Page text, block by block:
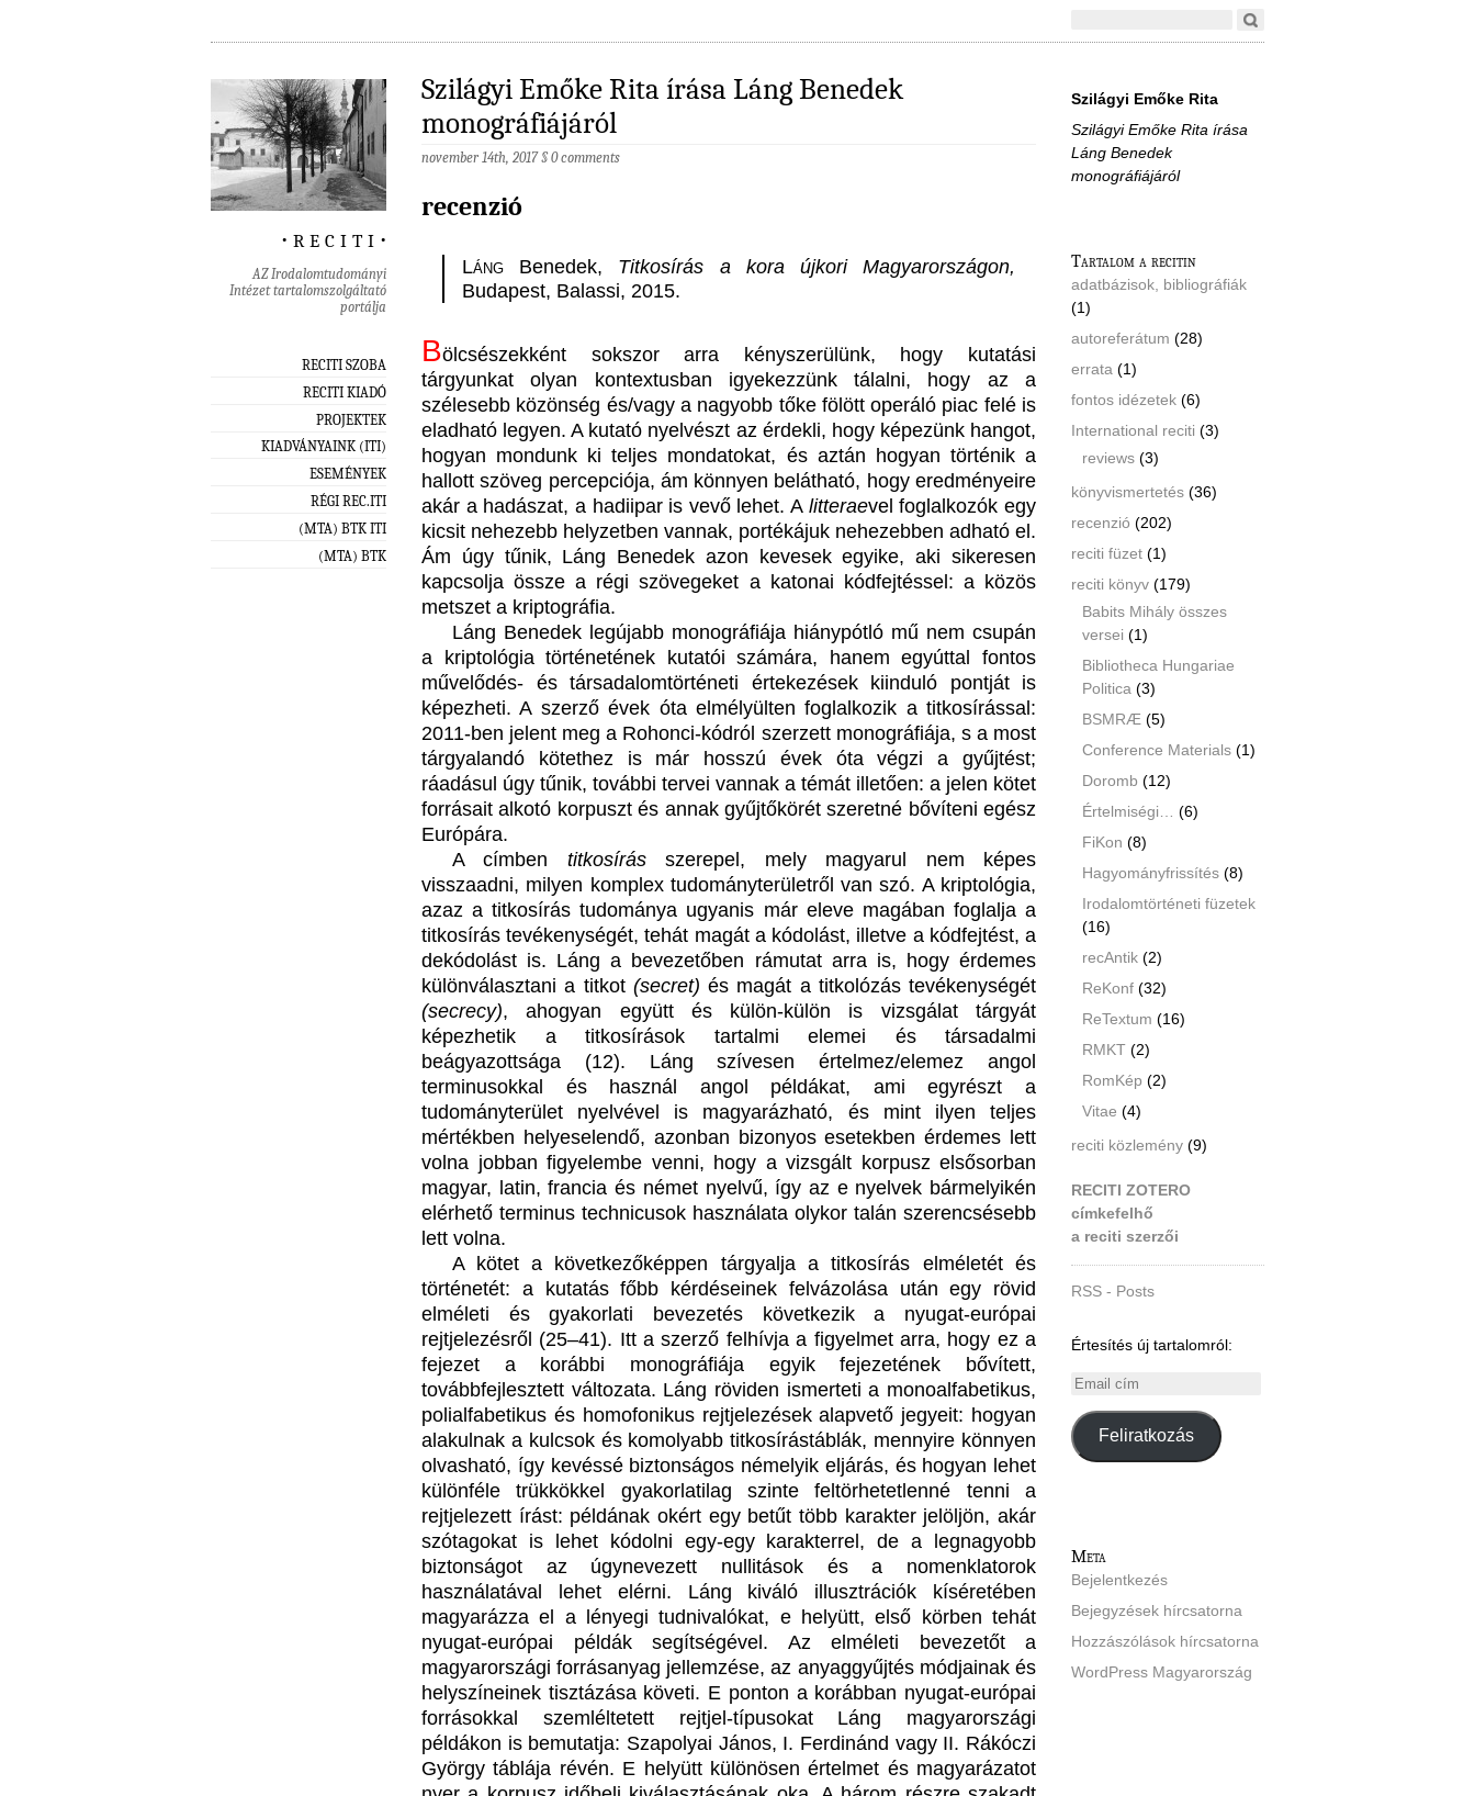
‧ r e c i t i ‧
AZ Irodalomtudományi
Intézet tartalomszolgáltató
portálja
RECITI SZOBA
RECITI KIADÓ
PROJEKTEK
KIADVÁNYAINK (ITI)
ESEMÉNYEK
RÉGI REC.ITI
(MTA) BTK ITI
(MTA) BTK
Szilágyi Emőke Rita írása Láng Benedek
monográfiájáról
november 14th, 2017§0 comments
recenzió
Láng Benedek, Titkosírás a kora újkori Magyarországon,
Budapest, Balassi, 2015.
Bölcsészekként sokszor arra kényszerülünk, hogy kutatási
tárgyunkat olyan kontextusban igyekezzünk tálalni, hogy az a
szélesebb közönség és/vagy a nagyobb tőke fölött operáló piac felé is
eladható legyen. A kutató nyelvészt az érdekli, hogy képezünk hangot,
hogyan mondunk ki teljes mondatokat, és aztán hogyan történik a
hallott szöveg percepciója, ám könnyen belátható, hogy eredményeire
akár a hadászat, a hadiipar is vevő lehet. A litteraevel foglalkozók egy
kicsit nehezebb helyzetben vannak, portékájuk nehezebben adható el.
Ám úgy tűnik, Láng Benedek azon kevesek egyike, aki sikeresen
kapcsolja össze a régi szövegeket a katonai kódfejtéssel: a közös
metszet a kriptográfia.
Láng Benedek legújabb monográfiája hiánypótló mű nem csupán
a kriptológia történetének kutatói számára, hanem egyúttal fontos
művelődés- és társadalomtörténeti értekezések kiinduló pontját is
képezheti. A szerző évek óta elmélyülten foglalkozik a titkosírással:
2011-ben jelent meg a Rohonci-kódról szerzett monográfiája, s a most
tárgyalandó kötethez is már hosszú évek óta végzi a gyűjtést;
ráadásul úgy tűnik, további tervei vannak a témát illetően: a jelen kötet
forrásait alkotó korpuszt és annak gyűjtőkörét szeretné bővíteni egész
Európára.
A címben titkosírásszerepel, mely magyarul nem képes
visszaadni, milyen komplex tudományterületről van szó. A kriptológia,
azaz a titkosírás tudománya ugyanis már eleve magában foglalja a
titkosírás tevékenységét, tehát magát a kódolást, illetve a kódfejtést, a
dekódolást is. Láng a bevezetőben rámutat arra is, hogy érdemes
különválasztani a titkot (secret) és magát a titkolózás tevékenységét
(secrecy), ahogyan együtt és külön-külön is vizsgálat tárgyát
képezhetik a titkosírások tartalmi elemei és társadalmi
beágyazottsága (12). Láng szívesen értelmez/elemez angol
terminusokkal és használ angol példákat, ami egyrészt a
tudományterület nyelvével is magyarázható, és mint ilyen teljes
mértékben helyeselendő, azonban bizonyos esetekben érdemes lett
volna jobban figyelembe venni, hogy a vizsgált korpusz elsősorban
magyar, latin, francia és német nyelvű, így az e nyelvek bármelyikén
elérhető terminus technicusok használata olykor talán szerencsésebb
lett volna.
A kötet a következőképpen tárgyalja a titkosírás elméletét és
történetét: a kutatás főbb kérdéseinek felvázolása után egy rövid
elméleti és gyakorlati bevezetés következik a nyugat-európai
rejtjelezésről (25–41). Itt a szerző felhívja a figyelmet arra, hogy ez a
fejezet a korábbi monográfiája egyik fejezetének bővített,
továbbfejlesztett változata. Láng röviden ismerteti a monoalfabetikus,
polialfabetikus és homofonikus rejtjelezések alapvető jegyeit: hogyan
alakulnak a kulcsok és komolyabb titkosírástáblák, mennyire könnyen
olvasható, így kevéssé biztonságos némelyik eljárás, és hogyan lehet
különféle trükkökkel gyakorlatilag szinte feltörhetetlenné tenni a
rejtjelezett írást: példának okért egy betűt több karakter jelöljön, akár
szótagokat is lehet kódolni egy-egy karakterrel, de a legnagyobb
biztonságot az úgynevezett nullitások és a nomenklatorok
használatával lehet elérni. Láng kiváló illusztrációk kíséretében
magyarázza el a lényegi tudnivalókat, e helyütt, első körben tehát
nyugat-európai példák segítségével. Az elméleti bevezetőt a
magyarországi forrásanyag jellemzése, az anyaggyűjtés módjainak és
helyszíneinek tisztázása követi. E ponton a korábban nyugat-európai
forrásokkal szemléltetett rejtjel-típusokat Láng magyarországi
példákon is bemutatja: Szapolyai János, I. Ferdinánd vagy II. Rákóczi
György táblája révén. E helyütt különösen értelmet és magyarázatot
Szilágyi Emőke Rita
Szilágyi Emőke Rita írása
Láng Benedek
monográfiájáról
Tartalom a recitin
adatbázisok, bibliográfiák
(1)
autoreferátum (28)
errata (1)
fontos idézetek (6)
International reciti (3)
reviews (3)
könyvismertetés (36)
recenzió (202)
reciti füzet (1)
reciti könyv (179)
Babits Mihály összes
versei (1)
Bibliotheca Hungariae
Politica (3)
BSMRÆ (5)
Conference Materials (1)
Doromb (12)
Értelmiségi…
(6)
FiKon (8)
Hagyományfrissítés (8)
Irodalomtörténeti füzetek
(16)
recAntik (2)
ReKonf (32)
ReTextum (16)
RMKT (2)
RomKép (2)
Vitae (4)
reciti közlemény (9)
RECITI ZOTERO
címkefelhő
a reciti szerzői
RSS - Posts
Értesítés új tartalomról:
Email
Feliratkozás
Meta
Bejelentkezés
Bejegyzések hírcsatorna
Hozzászólások hírcsatorna
WordPress Magyarország